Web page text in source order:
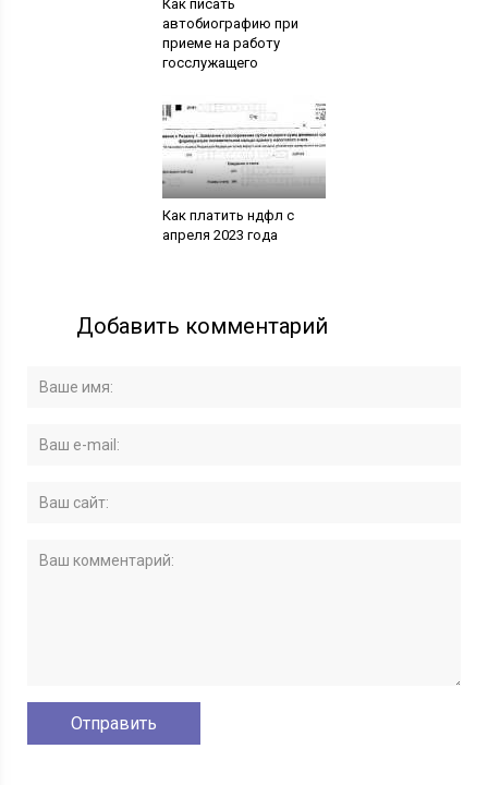
Как писать
автобиографию при
приеме на работу
госслужащего
Как платить ндфл с
апреля 2023 года
Добавить комментарий